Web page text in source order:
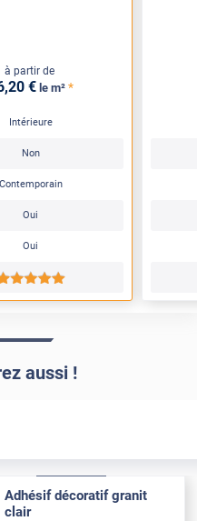
à partir de
,20 € le m² *
Intérieure
Non
Contemporain
Oui
Oui
*****
aussi !
Adhésif décoratif granit
clair